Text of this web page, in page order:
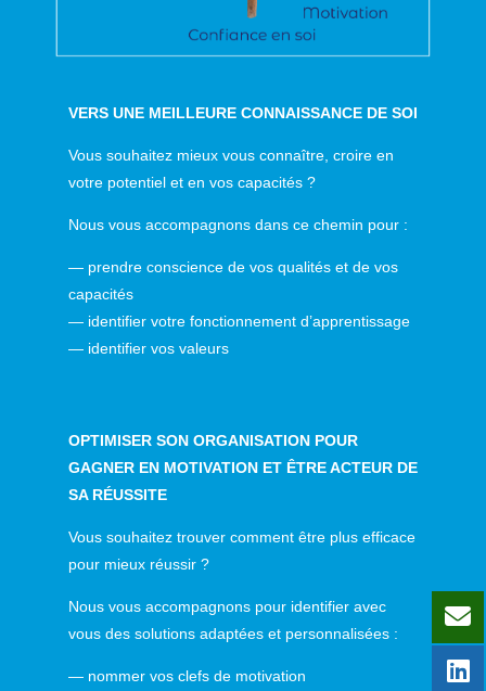
VERS UNE MEILLEURE CONNAISSANCE DE SOI
Vous souhaitez mieux vous connaître, croire en
votre potentiel et en vos capacités ?
Nous vous accompagnons dans ce chemin pour :
— prendre conscience de vos qualités et de vos
capacités
— identifier votre fonctionnement d’apprentissage
— identifier vos valeurs
OPTIMISER SON ORGANISATION POUR
GAGNER EN MOTIVATION ET ÊTRE ACTEUR DE
SA RÉUSSITE
Vous souhaitez trouver comment être plus efficace
pour mieux réussir ?
Nous vous accompagnons pour identifier avec
vous des solutions adaptées et personnalisées :
— nommer vos clefs de motivation